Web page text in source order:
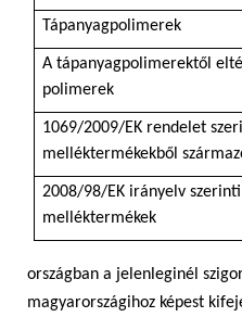
Tápanyagpolimerek
A tápanyagpolimerektől
polimerek
1069/2009/EK rendelet
melléktermékekből
2008/98/EK irányelv szerinti
melléktermékek
országban a jelenleginél
magyarországihoz képest